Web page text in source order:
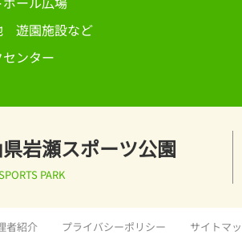
遊園施設など
ンター
岩瀬スポーツ公園
PARK
者紹介 プライバシーポリシー サイトマ